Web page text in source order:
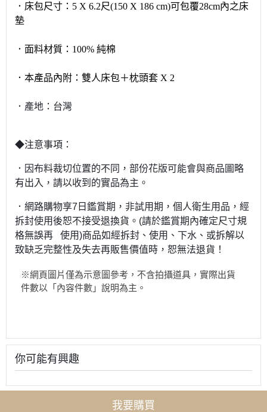
．床包尺寸： 5 X 6.2尺(150 X 186 cm)可包覆28cm內之床
墊
．面料材質：100% 純棉
．本產品內附： 雙人床包＋枕頭套 X 2
．產地：台灣
◆注意事項：
．因布料裁切位置的不同，部份花版可能會與商品圖略
有出入，請以收到的實品為主。
．網路購物享7日鑑賞期，非試用期，個人衛生用品，經
拆封使用後恕不接受退換貨。(請於鑑賞期內確定尺寸規
格無誤再 使用)商品如經拆封、使用、下水、或拆解以
致缺乏完整性及失去再販售價值時，恕無法退貨！
※網頁圖片僅為示意圖參考，不含拍攝道具，實際出貨
件數以「內容件數」說明為主。
你可能有興趣
我要購買